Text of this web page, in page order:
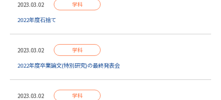
2023.03.02 学科
2022年度石捨て
2023.03.02 学科
2022年度卒業論文(特別研究)の最終発表会
2023.03.02 学科